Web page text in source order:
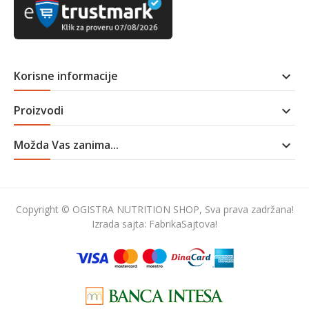
Korisne informacije 
Proizvodi 
Možda Vas zanima... 
Copyright © OGISTRA NUTRITION SHOP, Sva prava zadržana!
Izrada sajta: FabrikaSajtova!